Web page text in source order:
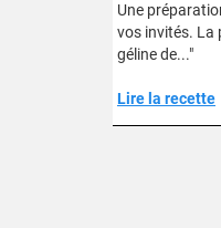
Une
vos invités. La
géline de..."
Lire la recette